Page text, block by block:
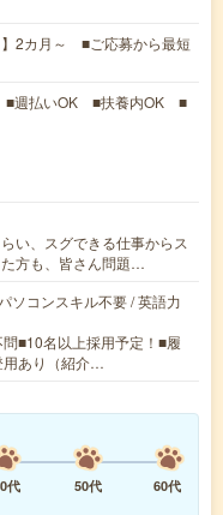
】2カ月～ ■ご応募から最短
■週払いOK ■扶養内OK ■
い、スグできる仕事からス
方も、皆さん問題…
ソコンスキル不要 / 英語力
■10名以上採用予定！■履
用あり（紹介…
代 50代
60代